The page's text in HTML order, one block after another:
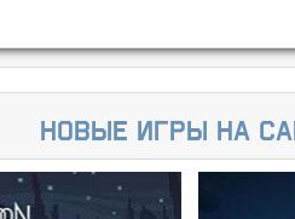
Новые игры на